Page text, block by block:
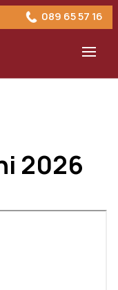
089 65 57 16
2026